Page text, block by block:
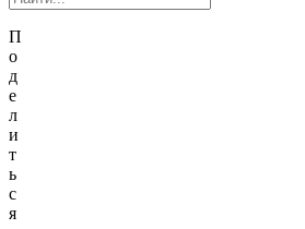
П
о
д
е
л
и
т
ь
с
я